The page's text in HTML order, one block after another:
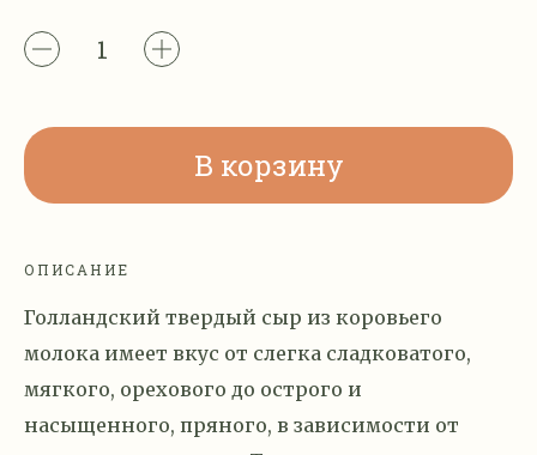
В корзину
ОПИСАНИЕ
Голландский твердый сыр из коровьего
молока имеет вкус от слегка сладковатого,
мягкого, орехового до острого и
насыщенного, пряного, в зависимости от